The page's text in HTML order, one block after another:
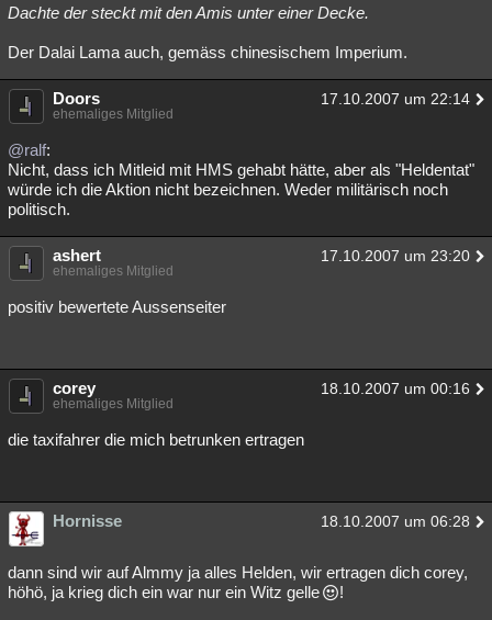
Dachte der steckt mit den Amis unter einer Decke.
Der Dalai Lama auch, gemäss chinesischem Imperium.
Doors 17.10.2007 um 22:14
ehemaliges Mitglied
@ralf:
Nicht, dass ich Mitleid mit HMS gehabt hätte, aber als "Heldentat"
würde ich die Aktion nicht bezeichnen. Weder militärisch noch
politisch.
ashert 17.10.2007 um 23:20
ehemaliges Mitglied
positiv bewertete Aussenseiter
corey 18.10.2007 um 00:16
ehemaliges Mitglied
die taxifahrer die mich betrunken ertragen
Hornisse 18.10.2007 um 06:28
dann sind wir auf Almmy ja alles Helden, wir ertragen dich corey,
höhö, ja krieg dich ein war nur ein Witz gelle
!